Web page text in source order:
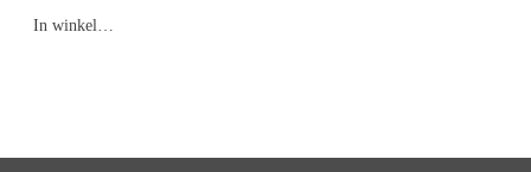
In winkelwagen